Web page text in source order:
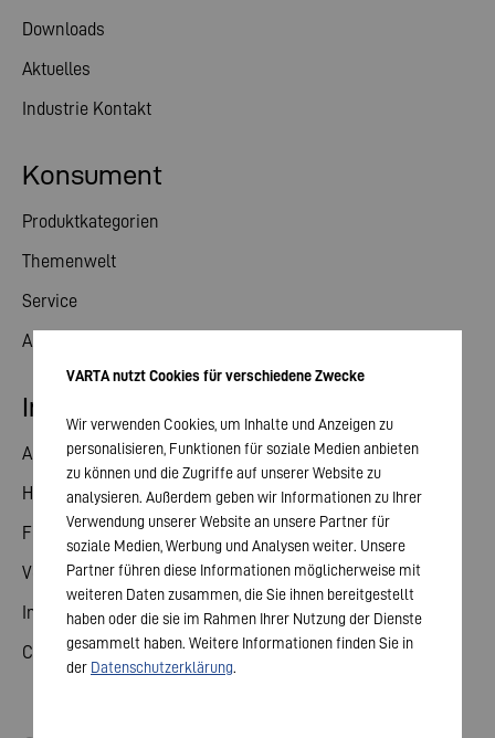
Konsument
Produktkategorien
Themenwelt
Service
Aktuelles
Downloads
Aktuelles
Industrie Kontakt
Investor Relations
Aktie
Hauptversammlung
Finanzkalender
Veröffentlichungen
Investorenkontakt
Corporate Governance
VARTA nutzt Cookies für verschiedene Zwecke
Wir verwenden Cookies, um Inhalte und Anzeigen zu
personalisieren, Funktionen für soziale Medien anbieten
zu können und die Zugriffe auf unserer Website zu
analysieren. Außerdem geben wir Informationen zu Ihrer
Verwendung unserer Website an unsere Partner für
soziale Medien, Werbung und Analysen weiter. Unsere
Partner führen diese Informationen möglicherweise mit
weiteren Daten zusammen, die Sie ihnen bereitgestellt
haben oder die sie im Rahmen Ihrer Nutzung der Dienste
gesammelt haben. Weitere Informationen finden Sie in
der Datenschutzerklärung.